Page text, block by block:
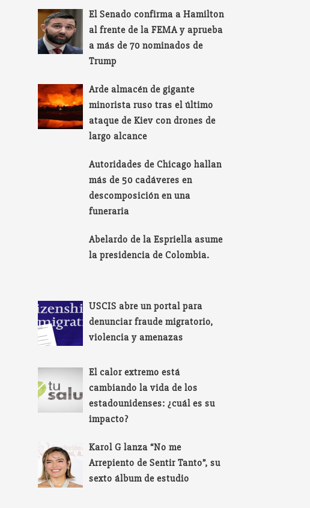
El Senado confirma a Hamilton
al frente de la FEMA y aprueba
a más de 70 nominados de
Trump
Arde almacén de gigante
minorista ruso tras el último
ataque de Kiev con drones de
largo alcance
Autoridades de Chicago hallan
más de 50 cadáveres en
descomposición en una
funeraria
Abelardo de la Espriella asume
la presidencia de Colombia.
USCIS abre un portal para
denunciar fraude migratorio,
violencia y amenazas
El calor extremo está
cambiando la vida de los
estadounidenses: ¿cuál es su
impacto?
Karol G lanza “No me
Arrepiento de Sentir Tanto”, su
sexto álbum de estudio